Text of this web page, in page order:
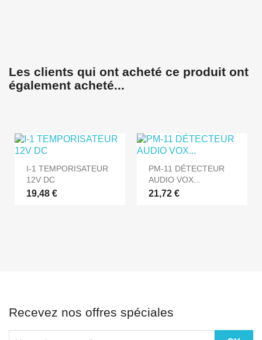
Les clients qui ont acheté ce produit ont
également acheté...
I-1 TEMPORISATEUR
12V DC
19,48 €
PM-11 DÉTECTEUR
AUDIO VOX...
21,72 €
Recevez nos offres spéciales